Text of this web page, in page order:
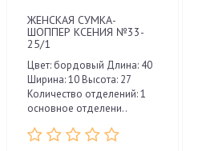
ЖЕНСКАЯ СУМКА-
ШОППЕР КСЕНИЯ №33-
25/1
Цвет: бордовый Длина: 40
Ширина: 10 Высота: 27
Количество отделений: 1
основное отделени..